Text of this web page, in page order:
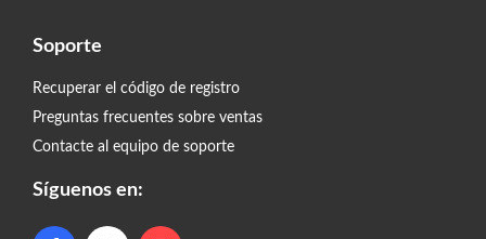
Soporte
Recuperar el código de registro
Preguntas frecuentes sobre ventas
Contacte al equipo de soporte
Síguenos en: